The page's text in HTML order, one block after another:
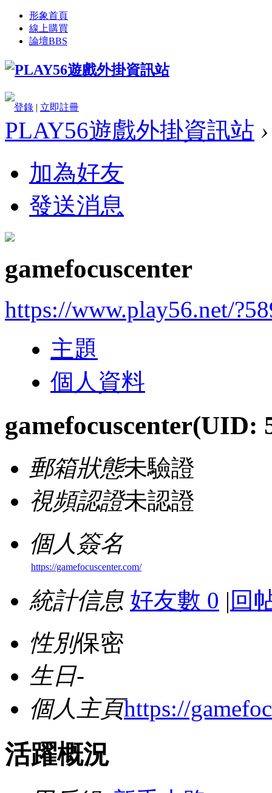
形象首頁
線上購買
論壇BBS
登錄 | 立即註冊
PLAY56遊戲外掛資訊站 ›
加為好友
發送消息
gamefocuscenter
https://www.play56.net/
主題
個人資料
gamefocuscenter(UID:
郵箱狀態未驗證
視頻認證未認證
個人簽名
https://gamefocuscenter.com/
統計信息 好友數 0 | 回
性別保密
生日-
個人主頁https://
活躍概況